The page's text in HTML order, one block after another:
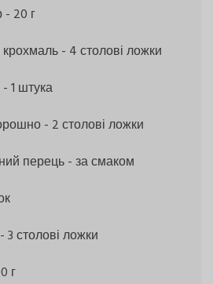
- 20 г
- 4 столові ложки
- 1 штука
- 2 столові ложки
перець- за смаком
- 3 столові ложки
г